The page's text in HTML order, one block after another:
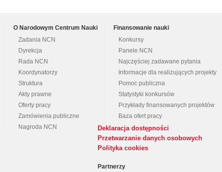
O Narodowym Centrum Nauki
Zadania NCN
Dyrekcja
Rada NCN
Koordynatorzy
Struktura
Akty prawne
Oferty pracy
Zamówienia publiczne
Nagroda NCN
Finansowanie nauki
Konkursy
Panele NCN
Najczęściej zadawane pytania
Informacje dla realizujących projekty
Pomoc publiczna
Statystyki konkursów
Przykłady finansowanych projektów
Baza ofert pracy
Deklaracja dostępności
Przetwarzanie danych osobowych
Polityka cookies
Partnerzy